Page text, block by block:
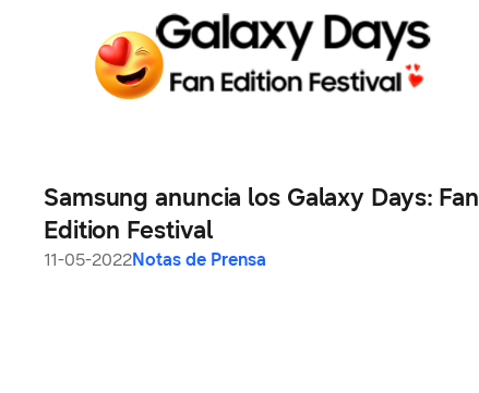
Samsung anuncia los Galaxy Days: Fan
Edition Festival
11-05-2022Notas de Prensa